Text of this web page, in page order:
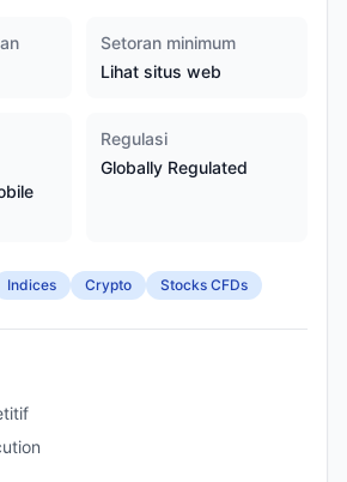
Setoran minimum
Lihat situs web
Regulasi
Globally Regulated
Indices Crypto Stocks CFDs